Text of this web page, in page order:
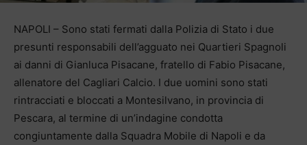
NAPOLI – Sono stati fermati dalla Polizia di Stato i due
presunti responsabili dell’agguato nei Quartieri Spagnoli
ai danni di Gianluca Pisacane, fratello di Fabio Pisacane,
allenatore del Cagliari Calcio. I due uomini sono stati
rintracciati e bloccati a Montesilvano, in provincia di
Pescara, al termine di un’indagine condotta
congiuntamente dalla Squadra Mobile di Napoli e da